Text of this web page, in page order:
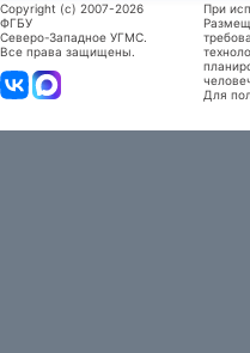
Copyright (c) 2007-2026
ФГБУ
Северо-Западное УГМС.
Все права защищены.
При
Для